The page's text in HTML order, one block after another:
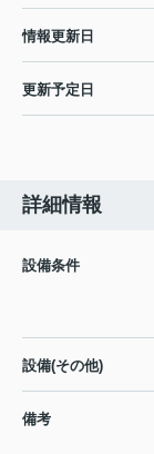
情報更新日
更新予定日
詳細情報
設備条件
設備(その他)
備考